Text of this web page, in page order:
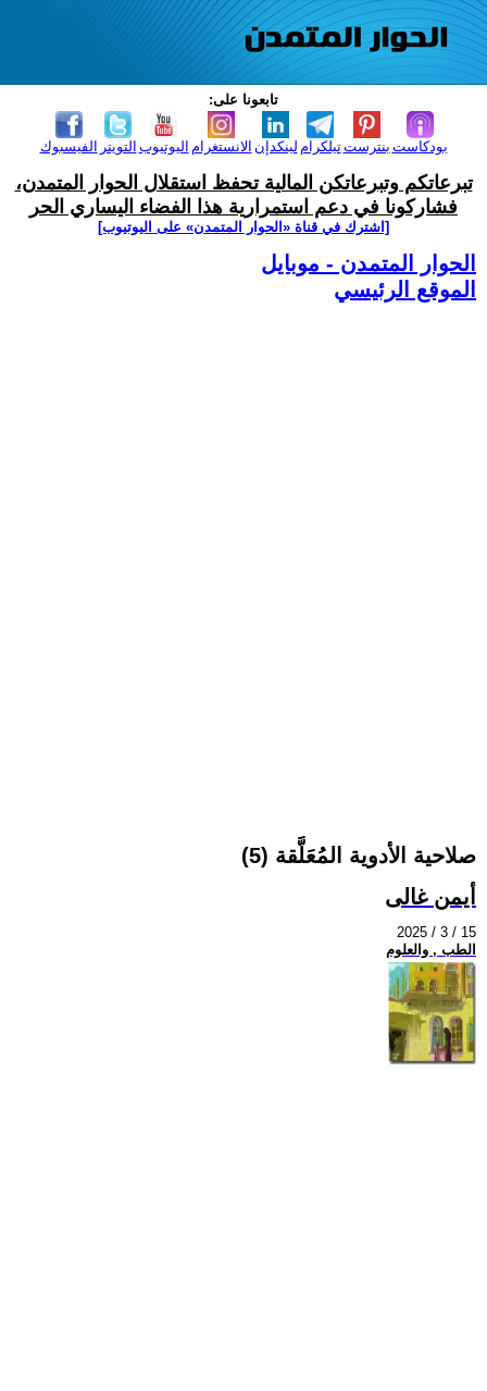
تابعونا على:
الفيسبوك التويتر اليوتيوب الانستغرام لينكدإن تيلكرامبنترست بودكاست
تبرعاتكم وتبرعاتكن المالية تحفظ استقلال الحوار المتمدن،
فشاركونا في دعم استمرارية هذا الفضاء اليساري الحر
[اشترك في قناة ‫«الحوار المتمدن» على اليوتيوب]
الحوار المتمدن - موبايل
الموقع الرئيسي
صلاحية الأدوية المُعَلَّقة (5)
أيمن غالى
2025 / 3 / 15
الطب , والعلوم